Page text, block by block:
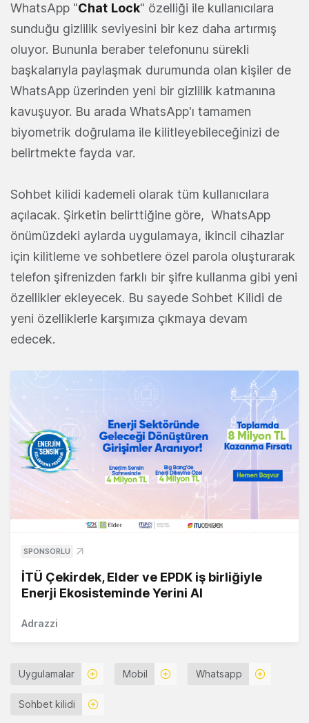
WhatsApp "Chat Lock" özelliği ile kullanıcılara
sunduğu gizlilik seviyesini bir kez daha artırmış
oluyor. Bununla beraber telefonunu sürekli
başkalarıyla paylaşmak durumunda olan kişiler de
WhatsApp üzerinden yeni bir gizlilik katmanına
kavuşuyor. Bu arada WhatsApp'ı tamamen
biyometrik doğrulama ile kilitleyebileceğinizi de
belirtmekte fayda var.
Sohbet kilidi kademeli olarak tüm kullanıcılara
açılacak. Şirketin belirttiğine göre, WhatsApp
önümüzdeki aylarda uygulamaya, ikincil cihazlar
için kilitleme ve sohbetlere özel parola oluşturarak
telefon şifrenizden farklı bir şifre kullanma gibi yeni
özellikler ekleyecek. Bu sayede Sohbet Kilidi de
yeni özelliklerle karşımıza çıkmaya devam
edecek.
SPONSORLU
İTÜ Çekirdek, Elder ve EPDK iş birliğiyle
Enerji Ekosisteminde Yerini Al
Adrazzi
Uygulamalar Mobil Whatsapp
Sohbet kilidi